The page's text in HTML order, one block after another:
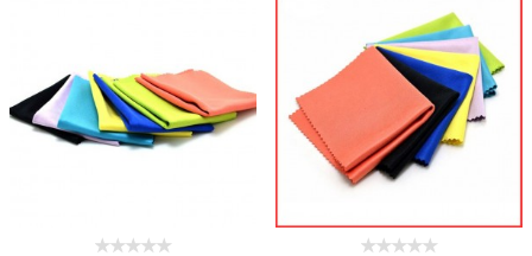
Angebot anfordern